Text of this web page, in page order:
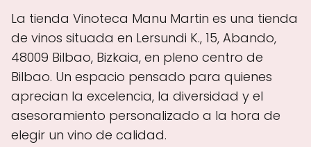
La tienda Vinoteca Manu Martin es una tienda
de vinos situada en Lersundi K., 15, Abando,
48009 Bilbao, Bizkaia, en pleno centro de
Bilbao. Un espacio pensado para quienes
aprecian la excelencia, la diversidad y el
asesoramiento personalizado a la hora de
elegir un vino de calidad.